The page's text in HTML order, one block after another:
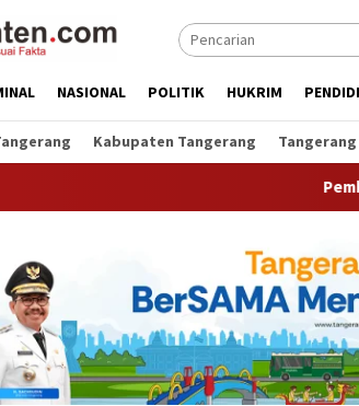
NASIONAL POLITIK HUKRIM
Kabupaten Tangerang
Pemkot Tangsel